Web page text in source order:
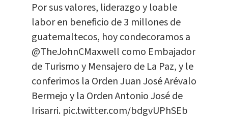
Por sus valores, liderazgo y loable
labor en beneficio de 3 millones de
guatemaltecos, hoy condecoramos a
@TheJohnCMaxwell como Embajador
de Turismo y Mensajero de La Paz, y le
conferimos la Orden Juan José Arévalo
Bermejo y la Orden Antonio José de
Irisarri. pic.twitter.com/bdgvUPhSEb